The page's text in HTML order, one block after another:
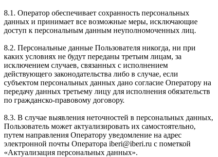
8.1. Оператор обеспечивает сохранность персональных
данных и принимает все возможные меры, исключающие
доступ к персональным данным неуполномоченных лиц.
8.2. Персональные данные Пользователя никогда, ни при
каких условиях не будут переданы третьим лицам, за
исключением случаев, связанных с исполнением
действующего законодательства либо в случае, если
субъектом персональных данных дано согласие Оператору на
передачу данных третьему лицу для исполнения обязательств
по гражданско-правовому договору.
8.3. В случае выявления неточностей в персональных данных,
Пользователь может актуализировать их самостоятельно,
путем направления Оператору уведомление на адрес
электронной почты Оператора iberi@iberi.ru с пометкой
«Актуализация персональных данных».